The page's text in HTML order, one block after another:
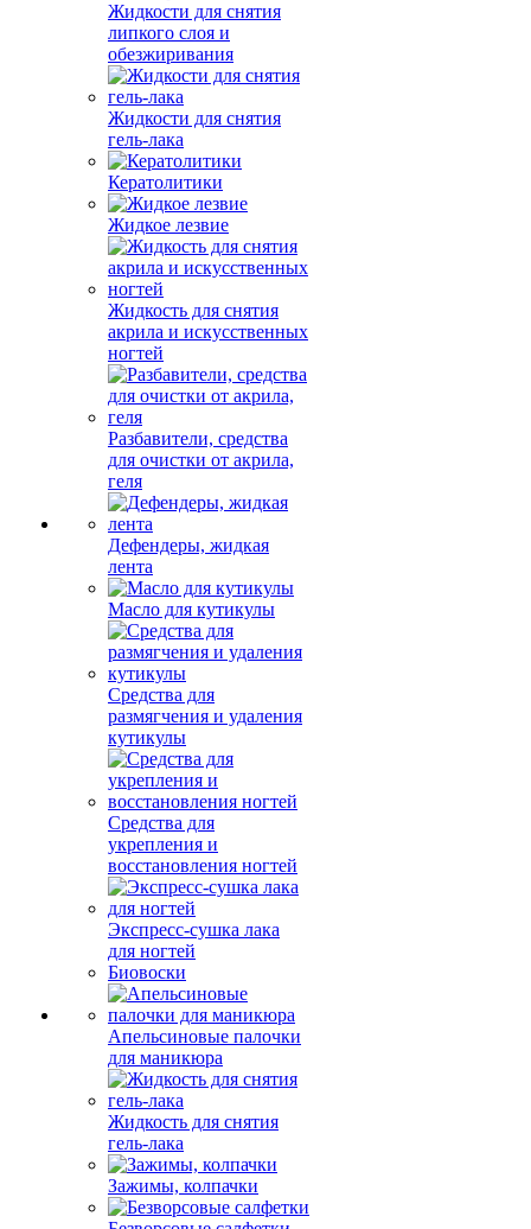
Жидкости для снятия
липкого слоя и
обезжиривания
Жидкости для снятия
гель-лака
Кератолитики
Жидкое лезвие
Жидкость для снятия
акрила и искусственных
ногтей
Разбавители, средства
для очистки от акрила,
геля
Дефендеры, жидкая
лента
Масло для кутикулы
Средства для
размягчения и удаления
кутикулы
Средства для
укрепления и
восстановления ногтей
Экспресс-сушка лака
для ногтей
Биовоски
Апельсиновые палочки
для маникюра
Жидкость для снятия
гель-лака
Зажимы, колпачки